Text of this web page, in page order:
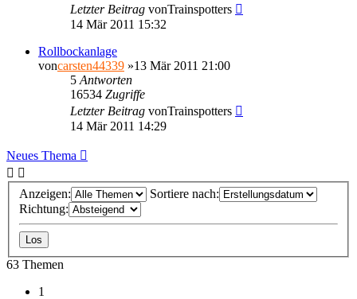
Letzter Beitrag vonTrainspotters
14 Mär 2011 15:32
Rollbockanlage
voncarsten44339 »13 Mär 2011 21:00
5 Antworten
16534 Zugriffe
Letzter Beitrag vonTrainspotters
14 Mär 2011 14:29
Neues Thema
Anzeigen:
Sortiere nach:
Richtung:
63 Themen
1